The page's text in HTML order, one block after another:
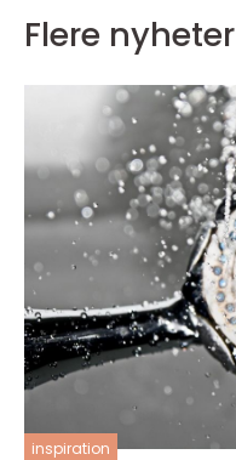
Flere nyheter
inspiration